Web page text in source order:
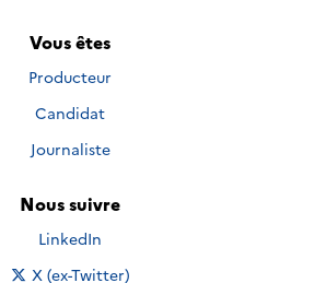
Vous êtes
Producteur
Candidat
Journaliste
Nous suivre
Nous suivre sur
LinkedIn
Nous suivre sur
X (ex-Twitter)